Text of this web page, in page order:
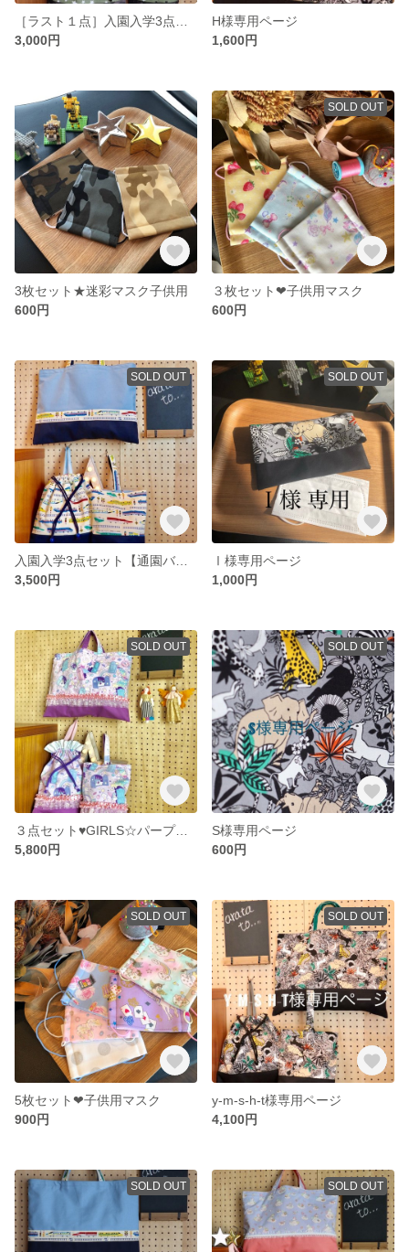
3,000円
H様専用ページ
1,600円
3枚セット★迷彩マスク子供用
600円
SOLD OUT
３枚セット❤︎子供用マスク
600円
SOLD OUT
入園入学3点セット【通園バッグリバーシブル】☘BOYS☆新幹線ライトブルー×切り替えネイビー
3,500円
SOLD OUT
Ⅰ様専用ページ
1,000円
SOLD OUT
３点セット♥GIRLS☆パープルユニコーン柄×切り替えパープル
5,800円
SOLD OUT
S様専用ページ
600円
SOLD OUT
5枚セット❤︎子供用マスク
900円
SOLD OUT
y-m-s-h-t様専用ページ
4,100円
SOLD OUT SOLD OUT